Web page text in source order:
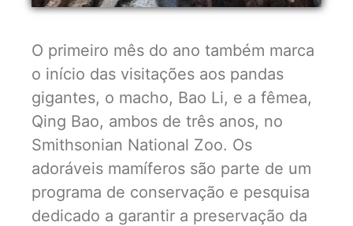
O primeiro mês do ano também marca
o início das visitações aos pandas
gigantes, o macho, Bao Li, e a fêmea,
Qing Bao, ambos de três anos, no
Smithsonian National Zoo. Os
adoráveis mamíferos são parte de um
programa de conservação e pesquisa
dedicado a garantir a preservação da